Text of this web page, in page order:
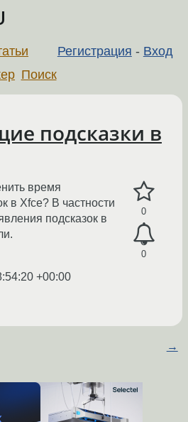
Регистрация - Вход
Поиск
подсказки в
0
0
время
в Xfce? В частности
подсказок в
+00:00
→